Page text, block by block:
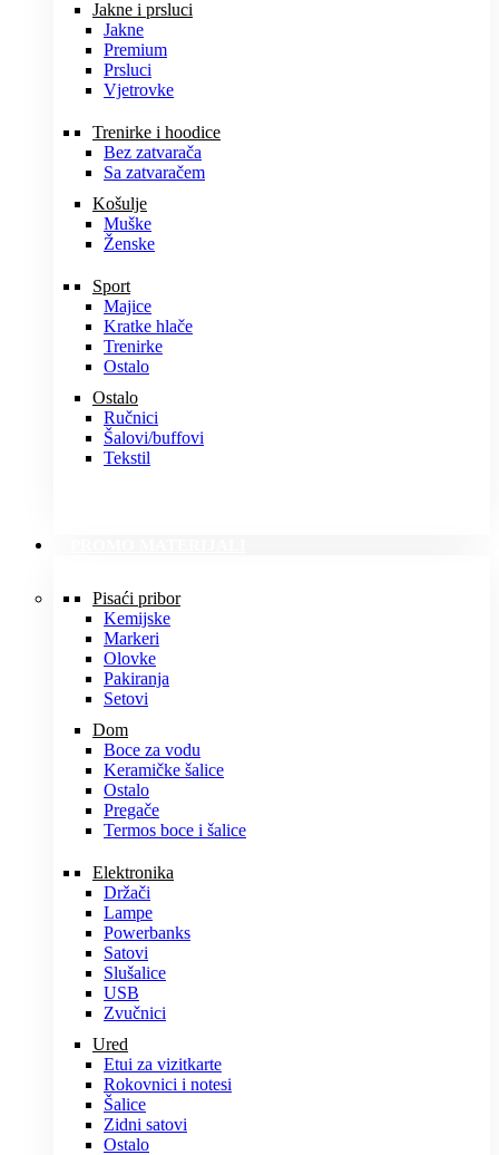
Jakne i prsluci
Jakne
Premium
Prsluci
Vjetrovke
Trenirke i hoodice
Bez zatvarača
Sa zatvaračem
Košulje
Muške
Ženske
Sport
Majice
Kratke hlače
Trenirke
Ostalo
Ostalo
Ručnici
Šalovi/buffovi
Tekstil
Pisaći pribor
Kemijske
Markeri
Olovke
Pakiranja
Setovi
Dom
Boce za vodu
Keramičke šalice
Ostalo
Pregače
Termos boce i šalice
Elektronika
Držači
Lampe
Powerbanks
Satovi
Slušalice
USB
Zvučnici
Ured
Etui za vizitkarte
Rokovnici i notesi
Šalice
Zidni satovi
Ostalo